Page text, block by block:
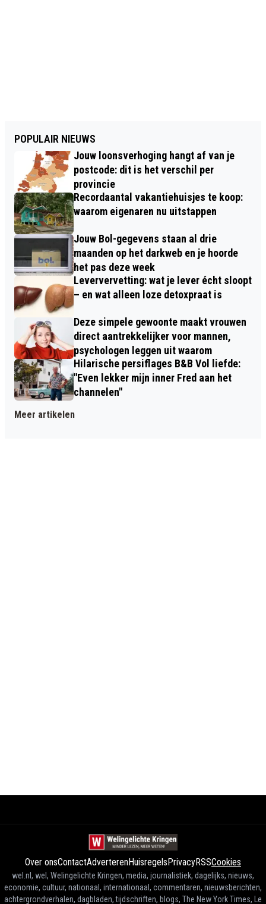
POPULAIR NIEUWS
Jouw loonsverhoging hangt af van je
postcode: dit is het verschil per
provincie
Recordaantal vakantiehuisjes te koop:
waarom eigenaren nu uitstappen
Jouw Bol-gegevens staan al drie
maanden op het darkweb en je hoorde
het pas deze week
Leververvetting: wat je lever écht sloopt
– en wat alleen loze detoxpraat is
Deze simpele gewoonte maakt vrouwen
direct aantrekkelijker voor mannen,
psychologen leggen uit waarom
Hilarische persiflages B&B Vol liefde:
"Even lekker mijn inner Fred aan het
channelen"
Meer artikelen
Over onsContactAdverterenHuisregelsPrivacyRSSCookies
wel.nl, wel, Welingelichte Kringen, media, journalistiek, dagelijks, nieuws,
economie, cultuur, nationaal, internationaal, commentaren, nieuwsberichten,
achtergrondverhalen, dagbladen, tijdschriften, blogs, The New York Times, Le